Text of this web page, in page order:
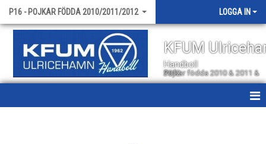
P16 - POJKAR FÖDDA 2010/2011/2012 LOGGA IN
KFUM
Handboll
Pojkar födda 2010 & 2011 & 2012